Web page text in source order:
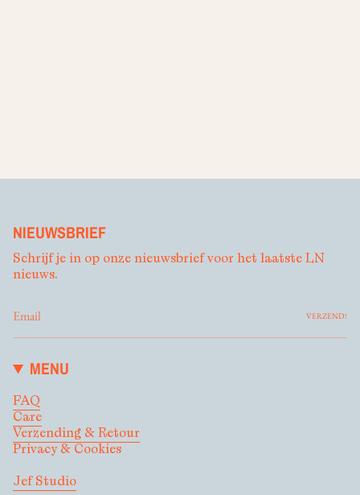
NIEUWSBRIEF
Schrijf je in op onze nieuwsbrief voor het laatste LN
nieuws.
VERZEND!
MENU
FAQ
Care
Verzending & Retour
Privacy & Cookies
Jef Studio